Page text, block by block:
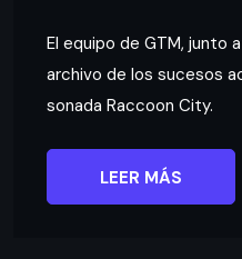
El equipo de GTM, junto
archivo de los sucesos
sonada Raccoon City.
LEER MÁS